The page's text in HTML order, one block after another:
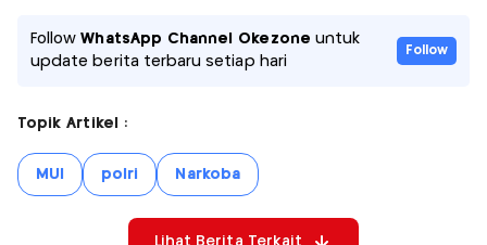
FollowWhatsApp Channel Okezone untuk
update berita terbaru setiap hari
Follow
Topik Artikel :
MUI polri Narkoba
Lihat Berita Terkait